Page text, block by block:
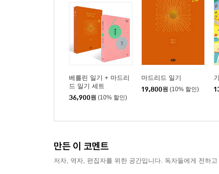
베를린 일기 + 마드리
드 일기 세트
36,900원 (10% 할인)
마드리드 일기
19,800원 (10% 할인)
만든 이 코멘트
저자, 역자, 편집자를 위한 공간입니다. 독자들에게 전하